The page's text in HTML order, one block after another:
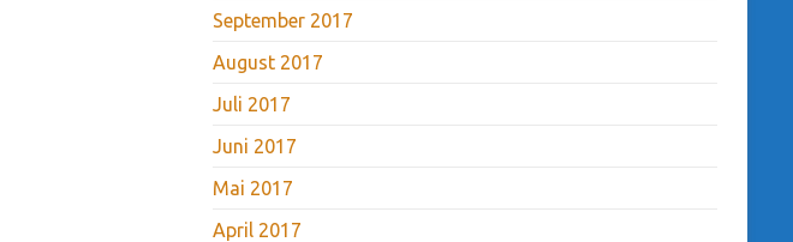
September 2017
August 2017
Juli 2017
Juni 2017
Mai 2017
April 2017